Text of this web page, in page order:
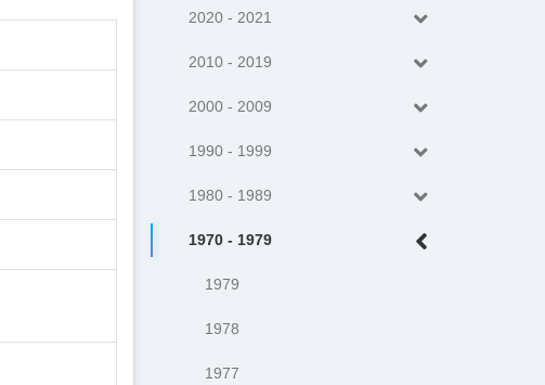
2020 - 2021
2010 - 2019
2000 - 2009
1990 - 1999
1980 - 1989
1970 - 1979
1979
1978
1977